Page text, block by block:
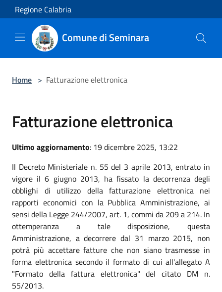
Salta al contenuto principale
Regione Calabria
Comune di Seminara
Home > Fatturazione elettronica
Fatturazione elettronica
Ultimo aggiornamento: 19 dicembre 2025, 13:22
Il Decreto Ministeriale n. 55 del 3 aprile 2013, entrato in
vigore il 6 giugno 2013, ha fissato la decorrenza degli
obblighi di utilizzo della fatturazione elettronica nei
rapporti economici con la Pubblica Amministrazione, ai
sensi della Legge 244/2007, art. 1, commi da 209 a 214. In
ottemperanza a tale disposizione, questa
Amministrazione, a decorrere dal 31 marzo 2015, non
potrà più accettare fatture che non siano trasmesse in
forma elettronica secondo il formato di cui all'allegato A
"Formato della fattura elettronica" del citato DM n.
55/2013.